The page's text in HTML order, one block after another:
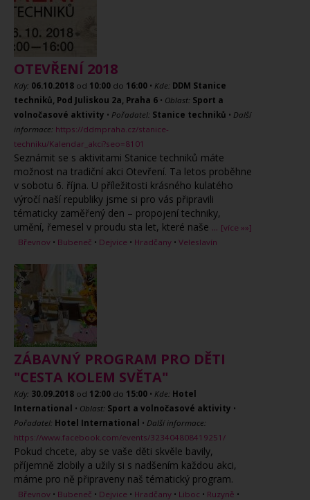
OTEVŘENÍ 2018
Kdy: 06.10.2018 od 10:00 do 16:00 • Kde: DDM Stanice
techniků, Pod Juliskou 2a, Praha 6 • Oblast: Sport a
volnočasové aktivity • Pořadatel: Stanice techniků • Další
informace: https://ddmpraha.cz/stanice-
techniku/Kalendar_akci?seo=8101
Seznámit se s aktivitami Stanice techniků máte
možnost na tradiční akci Otevření. Ta letos proběhne
v sobotu 6. října. U příležitosti krásného kulatého
výročí naší republiky jsme si pro vás připravili
tématicky zaměřený den – propojení techniky,
umění, řemesel v proudu sta let, které naše ... [více »»]
Břevnov • Bubeneč • Dejvice • Hradčany • Veleslavín
ZÁBAVNÝ PROGRAM PRO DĚTI
"CESTA KOLEM SVĚTA"
Kdy: 30.09.2018 od 12:00 do 15:00 • Kde: Hotel
International • Oblast: Sport a volnočasové aktivity •
Pořadatel: Hotel International • Další informace:
https://www.facebook.com/events/323404808419251/
Pokud chcete, aby se vaše děti skvěle bavily,
příjemně zlobily a užily si s nadšením každou akci,
máme pro ně připraveny naš tématický program.
Břevnov • Bubeneč • Dejvice • Hradčany • Liboc • Ruzyně •